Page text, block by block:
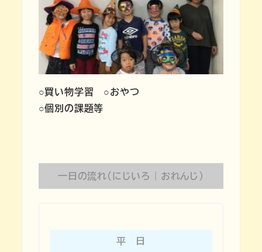
○買い物学習 ○おやつ
○個別の課題等
一日の流れ（にじいろ｜おれんじ）
平 日